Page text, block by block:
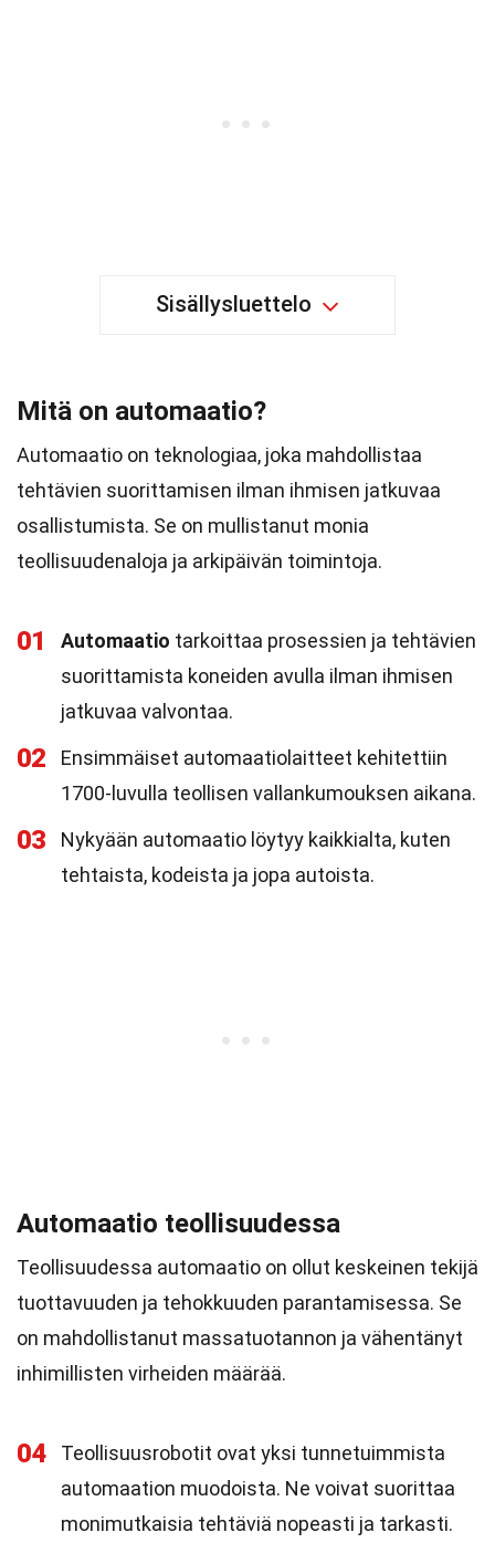
Sisällysluettelo
Mitä on automaatio?
Automaatio on teknologiaa, joka mahdollistaa
tehtävien suorittamisen ilman ihmisen jatkuvaa
osallistumista. Se on mullistanut monia
teollisuudenaloja ja arkipäivän toimintoja.
01 Automaatio tarkoittaa prosessien ja tehtävien
suorittamista koneiden avulla ilman ihmisen
jatkuvaa valvontaa.
02
Ensimmäiset automaatiolaitteet kehitettiin
1700-luvulla teollisen vallankumouksen aikana.
03
Nykyään automaatio löytyy kaikkialta, kuten
tehtaista, kodeista ja jopa autoista.
Automaatio teollisuudessa
Teollisuudessa automaatio on ollut keskeinen tekijä
tuottavuuden ja tehokkuuden parantamisessa. Se
on mahdollistanut massatuotannon ja vähentänyt
inhimillisten virheiden määrää.
04
Teollisuusrobotit ovat yksi tunnetuimmista
automaation muodoista. Ne voivat suorittaa
monimutkaisia tehtäviä nopeasti ja tarkasti.